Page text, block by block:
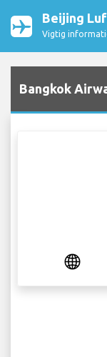
Beijing
Vigtig
Bangkok